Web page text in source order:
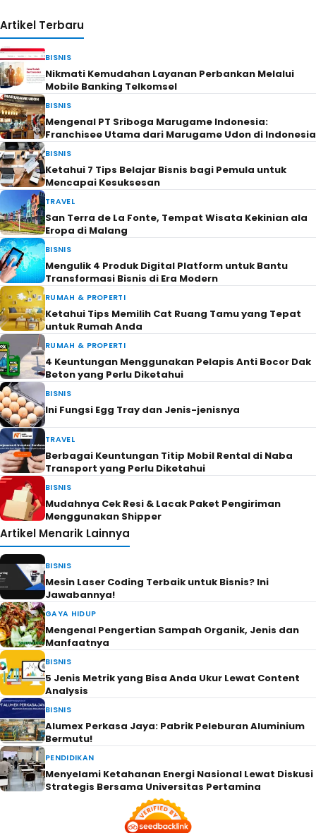
Artikel Terbaru
BISNIS
Nikmati Kemudahan Layanan Perbankan Melalui
Mobile Banking Telkomsel
BISNIS
Mengenal PT Sriboga Marugame Indonesia:
Franchisee Utama dari Marugame Udon di Indonesia
BISNIS
Ketahui 7 Tips Belajar Bisnis bagi Pemula untuk
Mencapai Kesuksesan
TRAVEL
San Terra de La Fonte, Tempat Wisata Kekinian ala
Eropa di Malang
BISNIS
Mengulik 4 Produk Digital Platform untuk Bantu
Transformasi Bisnis di Era Modern
RUMAH & PROPERTI
Ketahui Tips Memilih Cat Ruang Tamu yang Tepat
untuk Rumah Anda
RUMAH & PROPERTI
4 Keuntungan Menggunakan Pelapis Anti Bocor Dak
Beton yang Perlu Diketahui
BISNIS
Ini Fungsi Egg Tray dan Jenis-jenisnya
TRAVEL
Berbagai Keuntungan Titip Mobil Rental di Naba
Transport yang Perlu Diketahui
BISNIS
Mudahnya Cek Resi & Lacak Paket Pengiriman
Menggunakan Shipper
Artikel Menarik Lainnya
BISNIS
Mesin Laser Coding Terbaik untuk Bisnis? Ini
Jawabannya!
GAYA HIDUP
Mengenal Pengertian Sampah Organik, Jenis dan
Manfaatnya
BISNIS
5 Jenis Metrik yang Bisa Anda Ukur Lewat Content
Analysis
BISNIS
Alumex Perkasa Jaya: Pabrik Peleburan Aluminium
Bermutu!
PENDIDIKAN
Menyelami Ketahanan Energi Nasional Lewat Diskusi
Strategis Bersama Universitas Pertamina